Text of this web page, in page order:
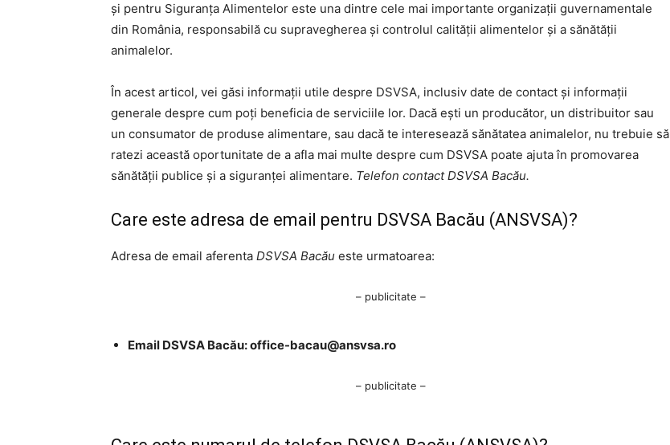
și pentru Siguranța Alimentelor este una dintre cele mai importante organizații guvernamentale
din România, responsabilă cu supravegherea și controlul calității alimentelor și a sănătății
animalelor.
În acest articol, vei găsi informații utile despre DSVSA, inclusiv date de contact și informații
generale despre cum poți beneficia de serviciile lor. Dacă ești un producător, un distribuitor sau
un consumator de produse alimentare, sau dacă te interesează sănătatea animalelor, nu trebuie să
ratezi această oportunitate de a afla mai multe despre cum DSVSA poate ajuta în promovarea
sănătății publice și a siguranței alimentare. Telefon contact DSVSA Bacău.
Care este adresa de email pentru DSVSA Bacău (ANSVSA)?
Adresa de email aferenta DSVSA Bacău este urmatoarea:
– publicitate –
Email DSVSA Bacău:office-bacau@ansvsa.ro
– publicitate –